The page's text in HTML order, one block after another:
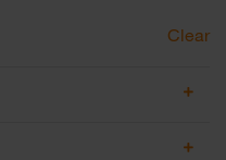
Clear